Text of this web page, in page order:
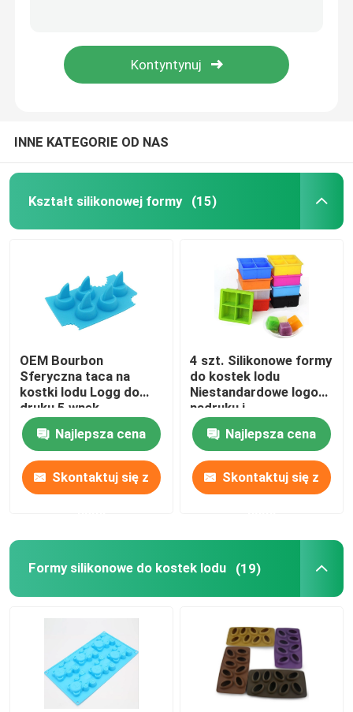
Silikonowe rękawiczki do rąk
Silikonowe narzędzia kuchenne
Bransoletki z gumy silikonowej
INNE KATEGORIE OD NAS
Kształt silikonowej formy (15)
OEM Bourbon
Sferyczna taca na
kostki lodu Logg do
druku 5 wnęk
konfigurowalny
Najlepsza cena
Skontaktuj się z
4 szt. Silikonowe formy
do kostek lodu
Niestandardowe logo
nadruku i
niestandardowe
wytłoczone logo
Najlepsza cena
Skontaktuj się z
Formy silikonowe do kostek lodu (19)